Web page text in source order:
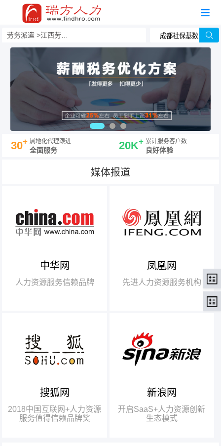
劳务派遣 江西劳务派遣
30+ 属地化代理跟进
全面服务 20K+ 累计服务客户数
良好体验
媒体报道
中华网
人力资源服务信赖品牌
【腾讯】“2018中国互联网
+行业领军企业奖”
【瑞方】“2018中国互联网
凤凰网
先进人力资源服务机构
搜狐网
2018中国互联网+人力资源
服务值得信赖品牌奖
瑞方人力获得人力资源行业唯
一奖项——“2018中国互联网+人
力资源服务值得信赖品牌奖”
新浪网
开启SaaS+人力资源创新
生态模式